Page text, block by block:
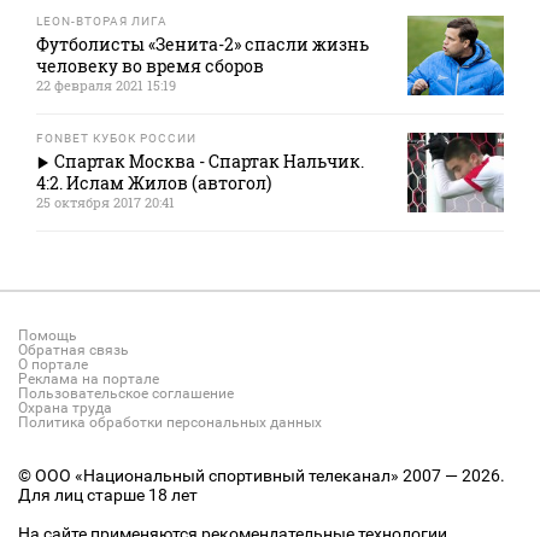
LEON-ВТОРАЯ ЛИГА
Футболисты «Зенита-2» спасли жизнь
человеку во время сборов
22 февраля 2021 15:19
FONBET КУБОК РОССИИ
Спартак Москва - Спартак Нальчик.
4:2. Ислам Жилов (автогол)
25 октября 2017 20:41
Помощь
Обратная связь
О портале
Реклама на портале
Пользовательское соглашение
Охрана труда
Политика обработки персональных данных
© ООО «Национальный спортивный телеканал» 2007 — 2026.
Для лиц старше 18 лет